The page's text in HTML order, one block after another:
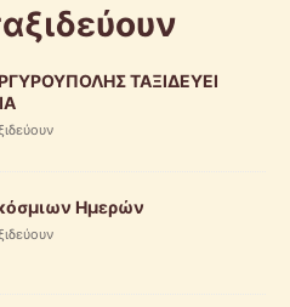
ΤΑΞΙΔΕΥΕΙ
Ημερών